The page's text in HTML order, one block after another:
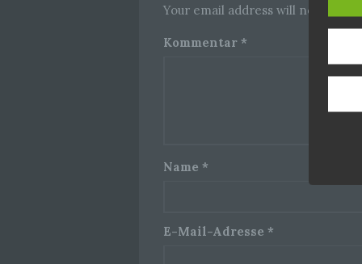
Your email address will not be
Kommentar *
Name *
E-Mail-Adresse *